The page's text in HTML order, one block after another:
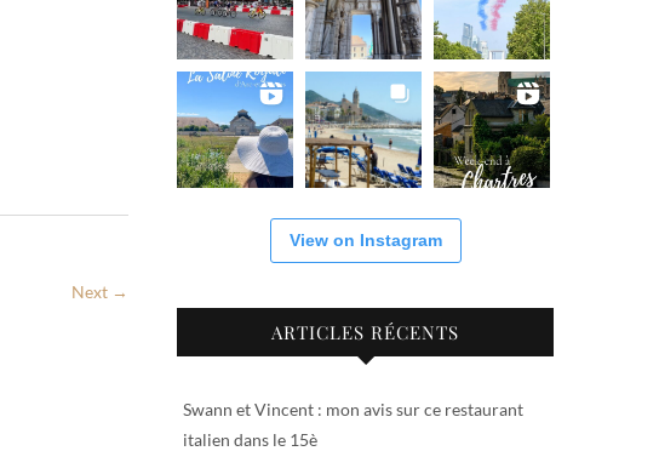
Next →
View on Instagram
ARTICLES RÉCENTS
Swann et Vincent : mon avis sur ce restaurant
italien dans le 15è